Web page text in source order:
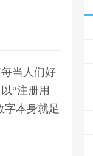
当人们好
“注册用
字本身就足